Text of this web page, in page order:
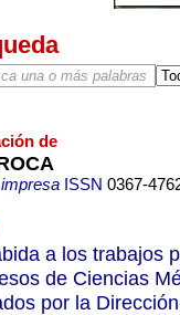
de
ISSN 0367-
a los trabajos
de Ciencias
por la